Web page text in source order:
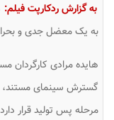
به گزارش ردکارپت فیلم:
به یک معضل جدی و
هایده مرادی کارگردان
گسترش سینمای مستند،